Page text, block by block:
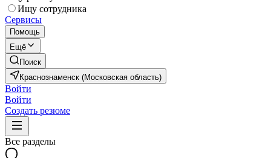
Ищу сотрудника
Сервисы
Помощь
Ещё
Поиск
Краснознаменск (Московская область)
Войти
Войти
Создать резюме
Все разделы